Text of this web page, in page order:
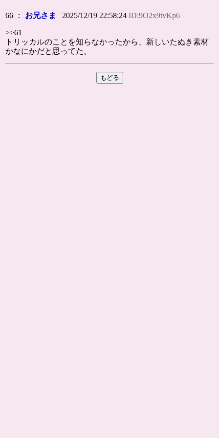
66 ： お兄さま 2025/12/19 22:58:24ID:9O2x9tvKp6
>>61
トリッカルのことを知らなかったから、新しいたぬき素材
かなにかだと思ってた。